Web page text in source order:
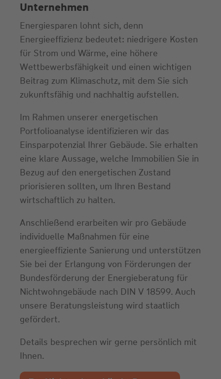
Unternehmen
Energiesparen lohnt sich, denn
Energieeffizienz bedeutet: niedrigere Kosten
für Strom und Wärme, eine höhere
Wettbewerbsfähigkeit und einen wichtigen
Beitrag zum Klimaschutz, mit dem Sie sich
zukunftsfähig und nachhaltig aufstellen.
Im Rahmen unserer energetischen
Portfolioanalyse identifizieren wir das
Einsparpotenzial Ihrer Gebäude. Sie erhalten
eine klare Aussage, welche Immobilien Sie in
Bezug auf den energetischen Zustand
priorisieren sollten, um Ihren Bestand
wirtschaftlich zu halten.
Anschließend erarbeiten wir pro Gebäude
individuelle Maßnahmen für eine
energieeffiziente Sanierung und unterstützen
Sie bei der Erlangung von Förderungen der
Bundesförderung der Energieberatung für
Nichtwohngebäude nach DIN V 18599. Auch
unsere Beratungsleistung wird staatlich
gefördert.
Details besprechen wir gerne persönlich mit
Ihnen.